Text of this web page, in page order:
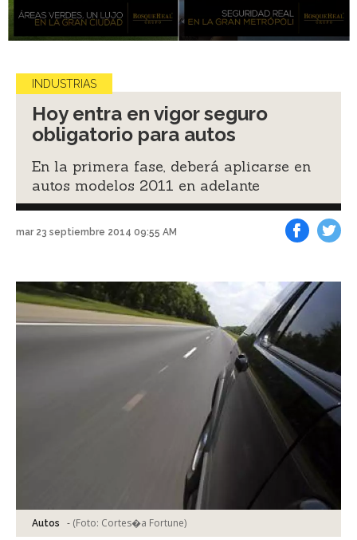
INDUSTRIAS
Hoy entra en vigor seguro
obligatorio para autos
En la primera fase, deberá aplicarse en
autos modelos 2011 en adelante
mar 23 septiembre 2014 09:55 AM
Autos - (Foto: Cortes�a Fortune)